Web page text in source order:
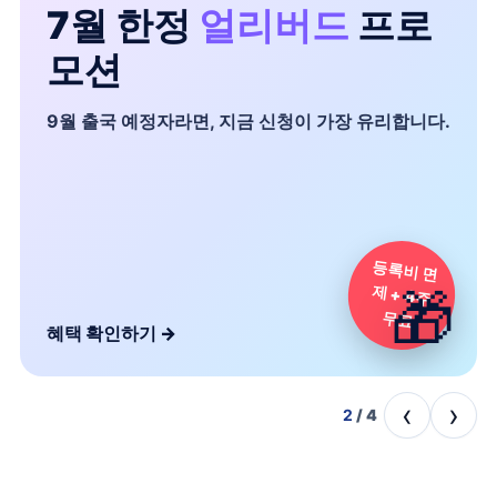
7월 한정 얼리버드 프로
모션
9월 출국 예정자라면, 지금 신청이 가장 유리합니다.
등록비 면
제 + 4주
무료
🎁
혜택 확인하기 →
2 /4 ‹ ›